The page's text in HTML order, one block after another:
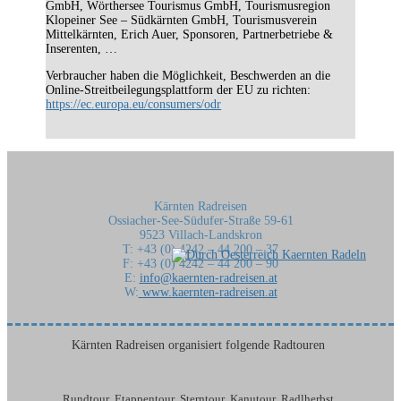
GmbH, Wörthersee Tourismus GmbH, Tourismusregion
Klopeiner See – Südkärnten GmbH, Tourismusverein
Mittelkärnten, Erich Auer, Sponsoren, Partnerbetriebe &
Inserenten, …
Verbraucher haben die Möglichkeit, Beschwerden an die
Online-Streitbeilegungsplattform der EU zu richten:
https://ec.europa.eu/consumers/odr
Kärnten Radreisen
Ossiacher-See-Südufer-Straße 59-61
9523 Villach-Landskron
T: +43 (0) 4242 – 44 200 – 37
F: +43 (0) 4242 – 44 200 – 90
E: info@kaernten-radreisen.at
W: www.kaernten-radreisen.at
Kärnten Radreisen organisiert folgende Radtouren